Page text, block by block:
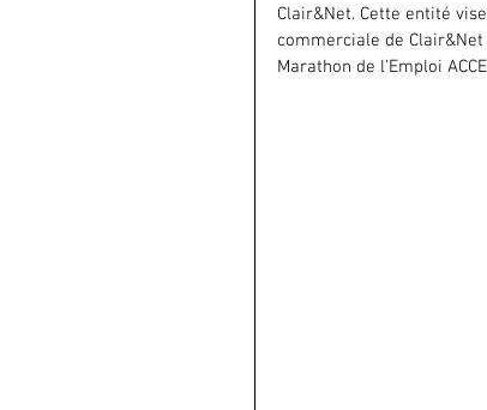
Clair&Net. Cette entité
commerciale de
Marathon de l’Emploi